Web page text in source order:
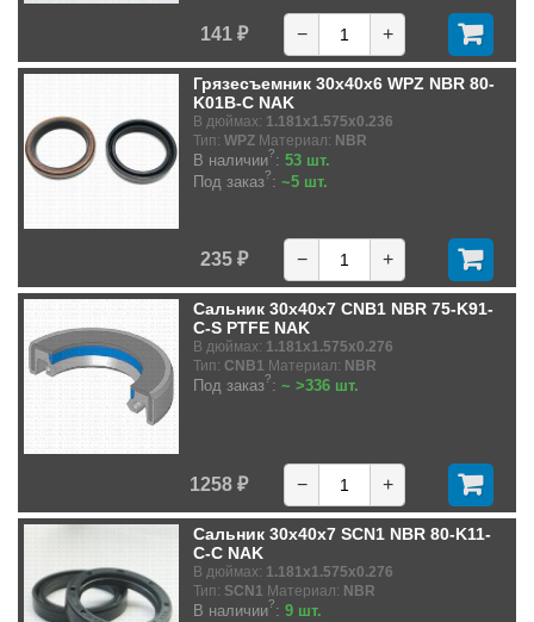
141 ₽ − +
Грязесъемник 30x40x6 WPZ NBR 80-
K01B-C NAK
В дюймах: 1.181x1.575x0.236
Тип: WPZ Материал: NBR
В наличии?: 53 шт.
Под заказ?: ~5 шт.
235 ₽ − +
Сальник 30x40x7 CNB1 NBR 75-K91-
C-S PTFE NAK
В дюймах: 1.181x1.575x0.276
Тип: CNB1 Материал: NBR
Под заказ?: ~ >336 шт.
1258 ₽ − +
Сальник 30x40x7 SCN1 NBR 80-K11-
C-C NAK
В дюймах: 1.181x1.575x0.276
Тип: SCN1 Материал: NBR
В наличии?: 9 шт.